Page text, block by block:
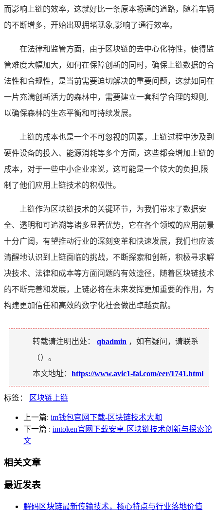
而影响上链的效率，这就好比一条原本畅通的道路，随着车辆
的不断增多，开始出现拥堵现象,影响了通行效率。
在法律和监管方面，由于区块链的去中心化特性，使得监
管难度大幅加大，如何在保障创新的同时，确保上链数据的合
法性和合规性，是当前需要迫切解决的重要问题，这就如同在
一片充满创新活力的森林中，需要建立一套科学合理的规则,
以确保森林的生态平衡和可持续发展。
上链的成本也是一个不可忽视的因素，上链过程中涉及到
硬件设备的投入、能源消耗等多个方面，这些都会增加上链的
成本，对于一些中小企业来说，这可能是一个较大的负担,限
制了他们应用上链技术的积极性。
上链作为区块链技术的关键环节，为我们带来了数据安
全、透明和可追溯等诸多显著优势，它在各个领域的应用前景
十分广阔，有望推动行业的深刻变革和快速发展，我们也应该
清醒地认识到上链面临的挑战，不断探索和创新，积极寻求解
决技术、法律和成本等方面问题的有效途径，随着区块链技术
的不断完善和发展，上链必将在未来发挥更加重要的作用，为
构建更加信任和高效的数字化社会做出卓越贡献。
转载请注明出处： qbadmin ，如有疑问，请联系
（）。
本文地址： https://www.avic1-fai.com/eer/1741.html
标签： 区块链上链
上一篇: im钱包官网下载-区块链技术大咖
下一篇 : imtoken官网下载安卓-区块链技术创新与探索论
文
相关文章
最近发表
解码区块链最新传输技术，核心特点与行业落地价值